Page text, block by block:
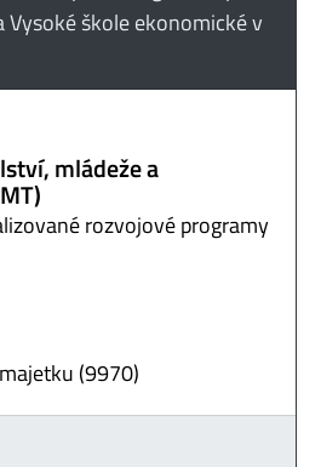
škole ekonomické v
mládeže a
rozvojové programy
(9970)